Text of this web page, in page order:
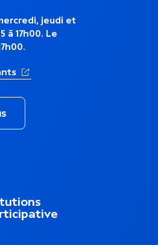
jeudi et
à 17h00. Le
(Ouverture dans un nouvel